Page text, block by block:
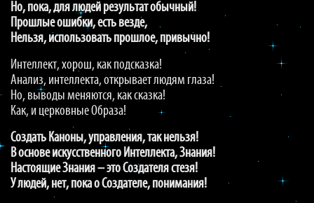
Но, пока, для людей результат обычный!
Прошлые ошибки, есть везде,
Нельзя, использовать прошлое, привычно!
Интеллект, хорош, как подсказка!
Анализ, интеллекта, открывает людям глаза!
Но, выводы меняются, как сказка!
Как, и церковные Образа!
Создать Каноны, управления, так нельзя!
В основе искусственного Интеллекта, Знания!
Настоящие Знания – это Создателя стезя!
У людей, нет, пока о Создателе, понимания!